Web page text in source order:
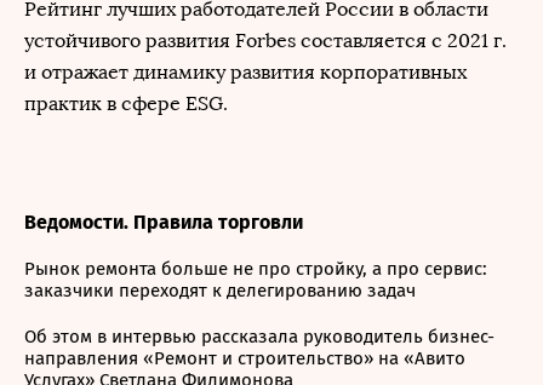
Рейтинг лучших работодателей России в области
устойчивого развития Forbes составляется с 2021 г.
и отражает динамику развития корпоративных
практик в сфере ESG.
Ведомости. Правила торговли
Рынок ремонта больше не про стройку, а про сервис:
заказчики переходят к делегированию задач
Об этом в интервью рассказала руководитель бизнес-
направления «Ремонт и строительство» на «Авито
Услугах» Светлана Филимонова